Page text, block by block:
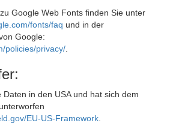
Google Web Fonts finden Sie unter
fonts/faq und in der
Google:
policies/privacy/
in den USA und hat sich dem
EU-US-Framework